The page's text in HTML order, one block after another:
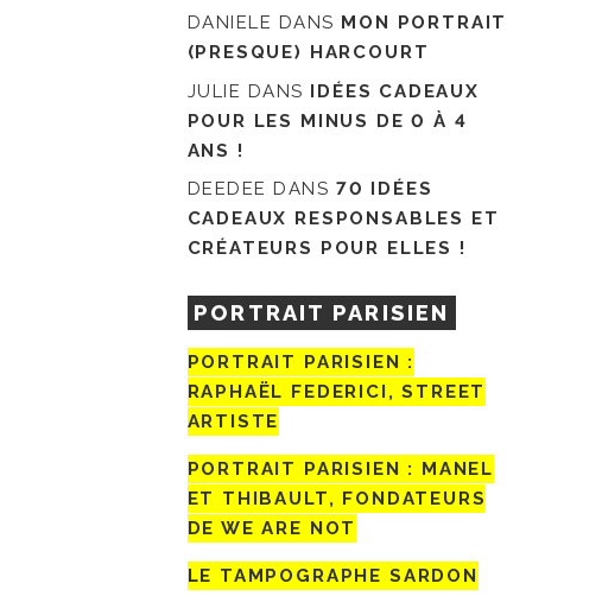
DANIELE DANS MON PORTRAIT
(PRESQUE) HARCOURT
JULIE DANS IDÉES CADEAUX
POUR LES MINUS DE 0 À 4
ANS !
DEEDEE DANS 70 IDÉES
CADEAUX RESPONSABLES ET
CRÉATEURS POUR ELLES !
PORTRAIT PARISIEN
PORTRAIT PARISIEN :
RAPHAËL FEDERICI, STREET
ARTISTE
PORTRAIT PARISIEN : MANEL
ET THIBAULT, FONDATEURS
DE WE ARE NOT
LE TAMPOGRAPHE SARDON